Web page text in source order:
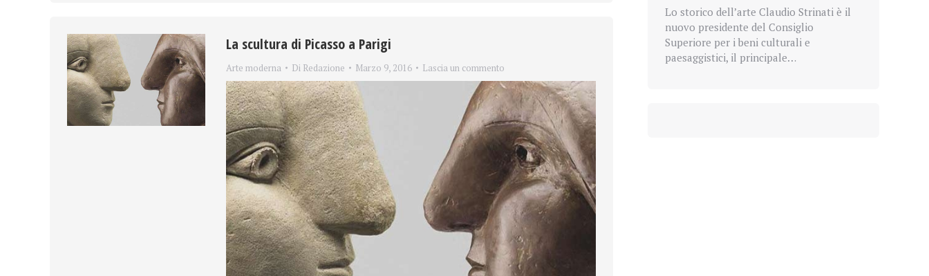
La scultura di Picasso a Parigi
Arte moderna Di Redazione Marzo 9, 2016 Lascia un commento
Lo storico dell’arte Claudio Strinati è il
nuovo presidente del Consiglio
Superiore per i beni culturali e
paesaggistici, il principale…